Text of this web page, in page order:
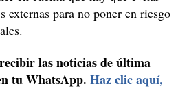
externas para no poner en riesgo
las noticias de última
tu WhatsApp. Haz clic aquí,